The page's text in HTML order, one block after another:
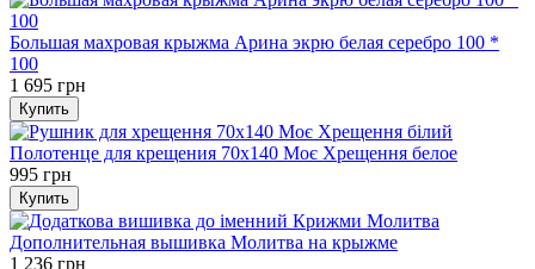
Большая махровая крыжма Арина экрю белая серебро 100 *
100
1 695 грн
Купить
Полотенце для крещения 70х140 Моє Хрещення белое
995 грн
Купить
Дополнительная вышивка Молитва на крыжме
1 236 грн